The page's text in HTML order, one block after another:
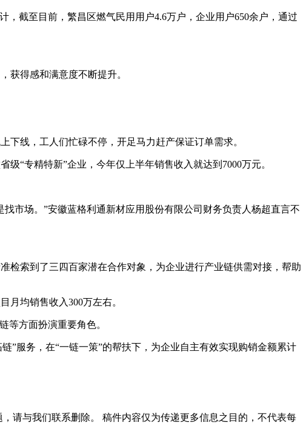
截至目前，繁昌区燃气民用用户4.6万户，企业用户650余户，通过
得感和满意度不断提升。
线，工人们忙碌不停，开足马力赶产保证订单需求。
“专精特新”企业，今年仅上半年销售收入就达到7000万元。
场。”安徽蓝格利通新材应用股份有限公司财务负责人杨超直言不
索到了三四百家潜在合作对象，为企业进行产业链供需对接，帮助
均销售收入300万左右。
方面扮演重要角色。
服务，在“一链一策”的帮扶下，为企业自主有效实现购销金额累计
请与我们联系删除。 稿件内容仅为传递更多信息之目的，不代表每